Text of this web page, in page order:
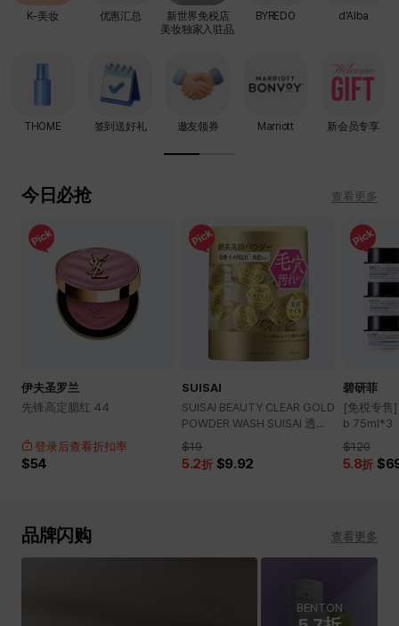
K-美妆
THOME
优惠汇总
签到送好礼
新世界免税店
美妆独家入驻品牌
邀友领券
BYREDO
Marriott
d'Alba
新会员专享
今日必抢 查看更多
伊夫圣罗兰
先锋高定腮红 44
登录后查看折扣率
$54
SUISAI
SUISAI BEAUTY CLEAR GOLD
POWDER WASH SUISAI 透亮
净肤金色洗颜粉
$19
5.2折 $9.92
碧研菲
[免税专售
b 75ml*3
$120
5.8折
品牌闪购 查看更多
BENTON